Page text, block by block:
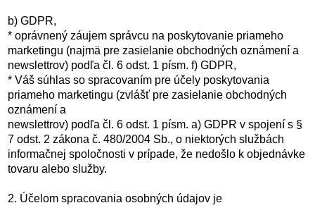
b) GDPR,
* oprávnený záujem správcu na poskytovanie priameho
marketingu (najmä pre zasielanie obchodných oznámení a
newslettrov) podľa čl. 6 odst. 1 písm. f) GDPR,
* Váš súhlas so spracovaním pre účely poskytovania
priameho marketingu (zvlášť pre zasielanie obchodných
oznámení a
newslettrov) podľa čl. 6 odst. 1 písm. a) GDPR v spojení s §
7 odst. 2 zákona č. 480/2004 Sb., o niektorých službách
informačnej spoločnosti v prípade, že nedošlo k objednávke
tovaru alebo služby.
2. Účelom spracovania osobných údajov je